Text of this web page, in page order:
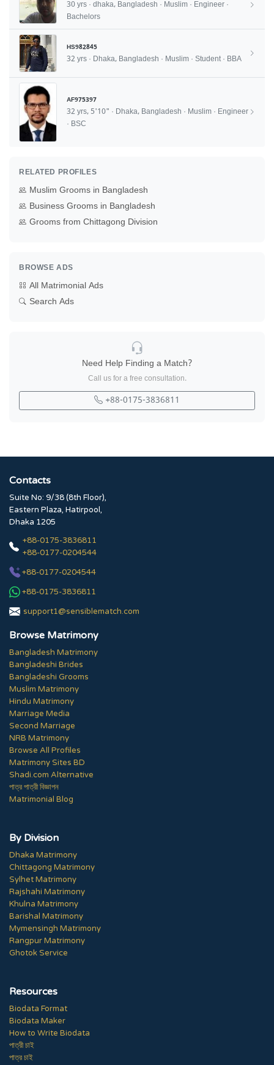
30 yrs · dhaka, Bangladesh · Muslim · Engineer ·
Bachelors
HS982845
32 yrs · Dhaka, Bangladesh · Muslim · Student · BBA
AF975397
32 yrs, 5'10" · Dhaka, Bangladesh · Muslim · Engineer
· BSC
RELATED PROFILES
Muslim Grooms in Bangladesh
Business Grooms in Bangladesh
Grooms from Chittagong Division
BROWSE ADS
All Matrimonial Ads
Search Ads
Need Help Finding a Match?
Call us for a free consultation.
+88-0175-3836811
Contacts
Suite No: 9/38 (8th Floor),
Eastern Plaza, Hatirpool,
Dhaka 1205
+88-0175-3836811
+88-0177-0204544
+88-0177-0204544
+88-0175-3836811
support1@sensiblematch.com
Browse Matrimony
Bangladesh Matrimony
Bangladeshi Brides
Bangladeshi Grooms
Muslim Matrimony
Hindu Matrimony
Marriage Media
Second Marriage
NRB Matrimony
Browse All Profiles
Matrimony Sites BD
Shadi.com Alternative
পাত্র পাত্রী বিজ্ঞাপন
Matrimonial Blog
By Division
Dhaka Matrimony
Chittagong Matrimony
Sylhet Matrimony
Rajshahi Matrimony
Khulna Matrimony
Barishal Matrimony
Mymensingh Matrimony
Rangpur Matrimony
Ghotok Service
Resources
Biodata Format
Biodata Maker
How to Write Biodata
পাত্রী চাই
পাত্র চাই